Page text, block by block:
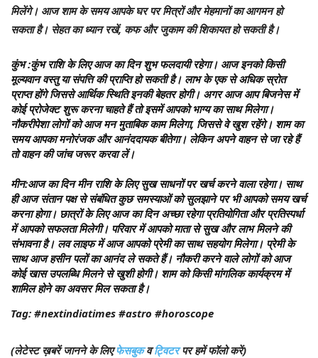
मिलेंगे। आज शाम के समय आपके घर पर मित्रों और मेहमानों का आगमन हो
सकता है। सेहत का ध्यान रखें, कफ और जुकाम की शिकायत हो सकती है।
कुंभ:कुंभ राशि के लिए आज का दिन शुभ फलदायी रहेगा। आज इनको किसी
मूल्यवान वस्तु या संपत्ति की प्राप्ति हो सकती है। लाभ के एक से अधिक स्रोत
प्राप्त होंगे जिससे आर्थिक स्थिति इनकी बेहतर होगी। अगर आज आप बिजनेस में
कोई प्रोजेक्ट शुरू करना चाहते हैं तो इसमें आपको भाग्य का साथ मिलेगा।
नौकरीपेशा लोगों को आज मन मुताबिक काम मिलेगा, जिससे वे खुश रहेंगे। शाम का
समय आपका मनोरंजक और आनंददायक बीतेगा। लेकिन अपने वाहन से जा रहे हैं
तो वाहन की जांच जरूर करवा लें।
मीन:आज का दिन मीन राशि के लिए सुख साधनों पर खर्च करने वाला रहेगा। साथ
ही आज संतान पक्ष से संबंधित कुछ समस्याओं को सुलझाने पर भी आपको समय खर्च
करना होगा। छात्रों के लिए आज का दिन अच्छा रहेगा प्रतियोगिता और प्रतिस्पर्धा
में आपको सफलता मिलेगी। परिवार में आपको माता से सुख और लाभ मिलने की
संभावना है। लव लाइफ में आज आपको प्रेमी का साथ सहयोग मिलेगा। प्रेमी के
साथ आज हसीन पलों का आनंद ले सकते हैं। नौकरी करने वाले लोगों को आज
कोई खास उपलब्धि मिलने से खुशी होगी। शाम को किसी मांगलिक कार्यक्रम में
शामिल होने का अवसर मिल सकता है।
Tag: #nextindiatimes #astro #horoscope
(लेटेस्ट ख़बरें जानने के लिएफेसबुकवट्विटरपर हमें फॉलो करें)